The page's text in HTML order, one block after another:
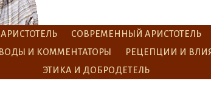
СОВРЕМЕННЫЙ АРИСТОТЕЛЬ
И КОММЕНТАТОРЫ РЕЦЕПЦИИ И
ЭТИКА И ДОБРОДЕТЕЛЬ